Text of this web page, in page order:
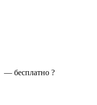
— бесплатно ?